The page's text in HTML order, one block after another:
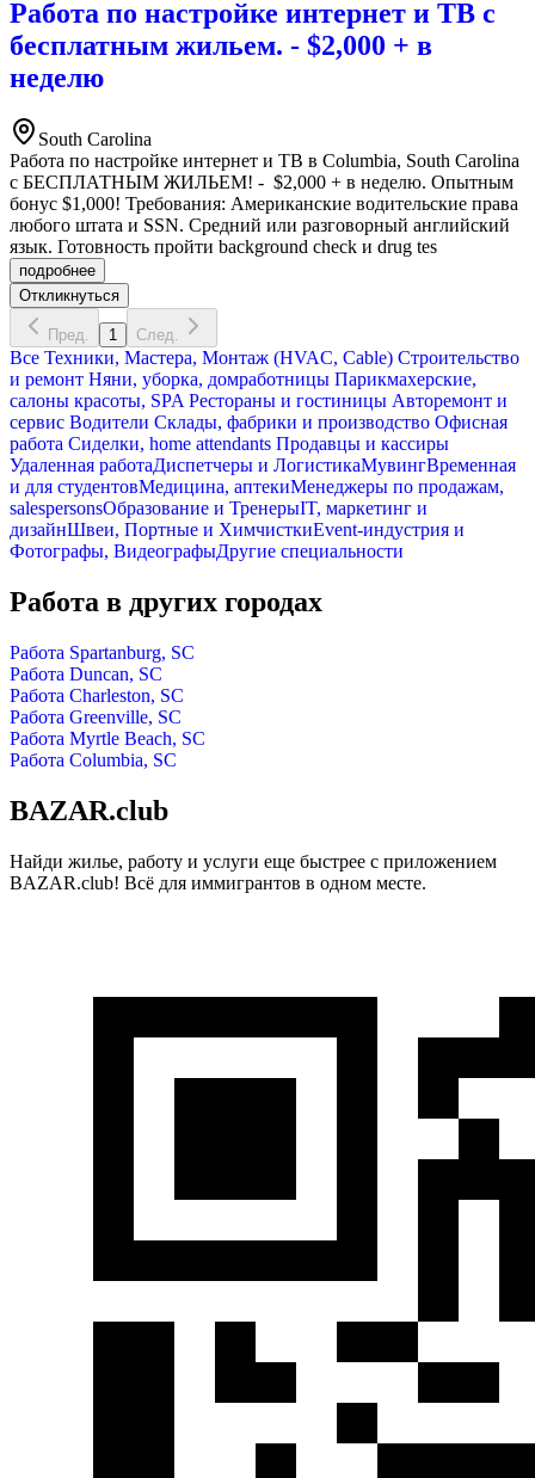
Работа по настройке интернет и ТВ с
бесплатным жильем. - $2,000 + в
неделю
South Carolina
Работа по настройке интернет и ТВ в Columbia, South Carolina
с БЕСПЛАТНЫМ ЖИЛЬЕМ! - $2,000 + в неделю. Опытным
бонус $1,000! Требования: Американские водительские права
любого штата и SSN. Средний или разговорный английский
язык. Готовность пройти background check и drug tes
подробнее
Откликнуться
Пред. 1 След.
Все Техники, Мастера, Монтаж (HVAC, Cable) Строительство
и ремонт Няни, уборка, домработницы Парикмахерские,
салоны красоты, SPAРестораны и гостиницы Авторемонт и
cервис Водители Склады, фабрики и производство Офисная
работа Сиделки, home attendants Продавцы и кассиры
Удаленная работаДиспетчеры и ЛогистикаМувингВременная
и для студентовМедицина, аптекиМенеджеры по продажам,
salespersonsОбразование и ТренерыIT, маркетинг и
дизайнШвеи, Портные и ХимчисткиEvent-индустрия и
Фотографы, ВидеографыДругие специальности
Работа в других городах
Работа Spartanburg, SC
Работа Duncan, SC
Работа Charleston, SC
Работа Greenville, SC
Работа Myrtle Beach, SC
Работа Columbia, SC
BAZAR.club
Найди жилье, работу и услуги еще быстрее с приложением
BAZAR.club! Всё для иммигрантов в одном месте.